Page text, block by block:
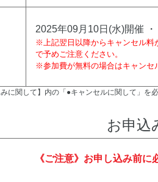
2025年09月10日(水)開催
※上記翌日以降からキャンセル料
で予めご注意ください。
※参加費が無料の場合はキャンセ
に関して】内の「●キャンセルに関して」を必
お申込
《ご注意》お申し込み前に